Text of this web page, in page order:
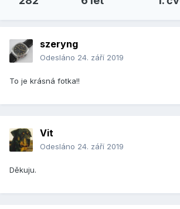
szeryng
Odesláno 24. září 2019
To je krásná fotka!!
Vit
Odesláno 24. září 2019
Děkuju.